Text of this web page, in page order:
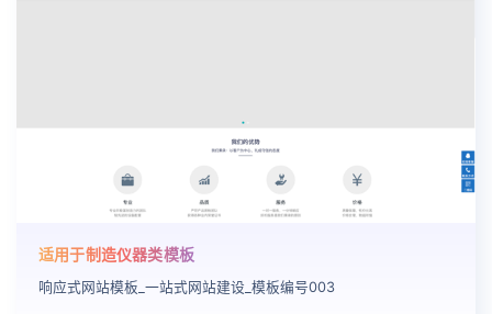
适用于制造仪器类模板
响应式网站模板_一站式网站建设_模板编号003